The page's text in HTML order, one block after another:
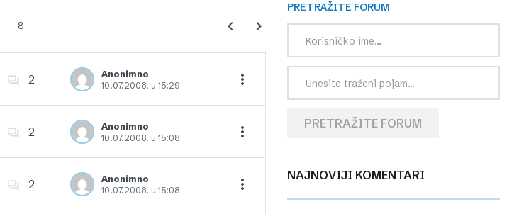
8
2
Anonimno
10.07.2008. u 15:29
Dodajte u favorite
2
Anonimno
10.07.2008. u 15:08
Dodajte u favorite
2
Anonimno
10.07.2008. u 15:08
PRETRAŽITE FORUM
PRETRAŽITE FORUM
NAJNOVIJI KOMENTARI